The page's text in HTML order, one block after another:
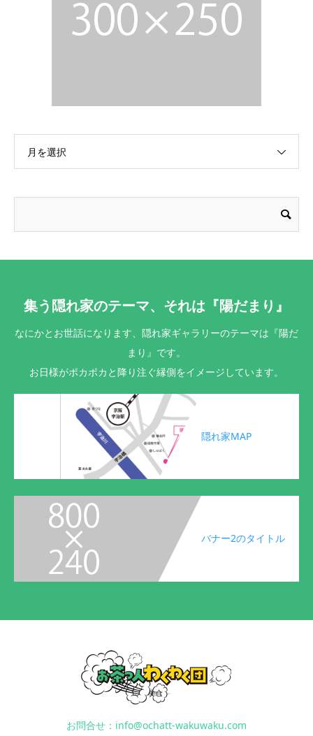
月を選択
集う隠れ家のテーマ、それは『陽だまり』
なにかとお世話になります、隠れ家ギャラリーのテーマは『陽だ
まり』です。
お日様がポカポカと降り注ぐ縁側をイメージしています。
隠れ家MAP
バナー2のタイトル
お問合せ：info@ochatt-wakuwaku.com